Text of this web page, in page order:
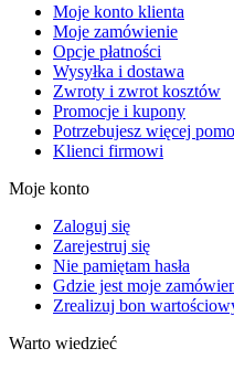
Moje konto klienta
Moje zamówienie
Opcje płatności
Wysyłka i dostawa
Zwroty i zwrot kosztów
Promocje i kupony
Potrzebujesz więcej
Klienci firmowi
Moje konto
Zaloguj się
Zarejestruj się
Nie pamiętam hasła
Gdzie jest moje
Zrealizuj bon
Warto wiedzieć